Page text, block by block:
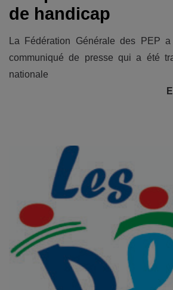
de handicap
La Fédération Générale des PEP
communiqué de presse qui a été
nationale